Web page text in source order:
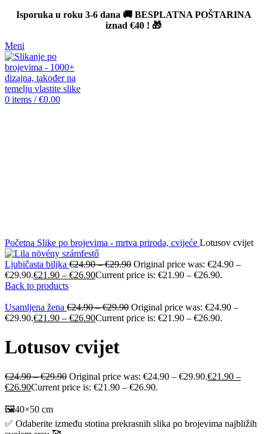
Isporuka u roku 3-6 dana 🚚 BESPLATNA POŠTARINA
iznad €40 ! 🎁
Meni
0 items / €0.00
Početna Slike po brojevima - mrtva priroda, cvijeće Lotusov cvijet
Ljubičasta biljka €24.90–€29.90 Original price was: €24.90 –
€29.90.€21.90 – €26.90Current price is: €21.90 – €26.90.
Back to products
Usamljena žena €24.90–€29.90 Original price was: €24.90 –
€29.90.€21.90 – €26.90Current price is: €21.90 – €26.90.
Lotusov cvijet
€24.90–€29.90 Original price was: €24.90 – €29.90.€21.90 –
€26.90Current price is: €21.90 – €26.90.
🖼️40×50 cm
✅ Odaberite između stotina prekrasnih slika po brojevima najbližih